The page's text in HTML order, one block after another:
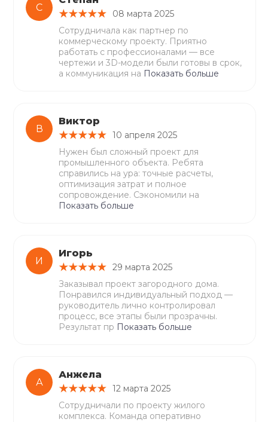
С
08 марта 2025
Сотрудничала как партнер по
коммерческому проекту. Приятно
работать с профессионалами — все
чертежи и 3D-модели были готовы в срок,
а коммуникация на Показать больше
В
Виктор
10 апреля 2025
Нужен был сложный проект для
промышленного объекта. Ребята
справились на ура: точные расчеты,
оптимизация затрат и полное
сопровождение. Сэкономили на
Показать больше
И
Игорь
29 марта 2025
Заказывал проект загородного дома.
Понравился индивидуальный подход —
руководитель лично контролировал
процесс, все этапы были прозрачны.
Результат пр Показать больше
А
Анжела
12 марта 2025
Сотрудничали по проекту жилого
комплекса. Команда оперативно